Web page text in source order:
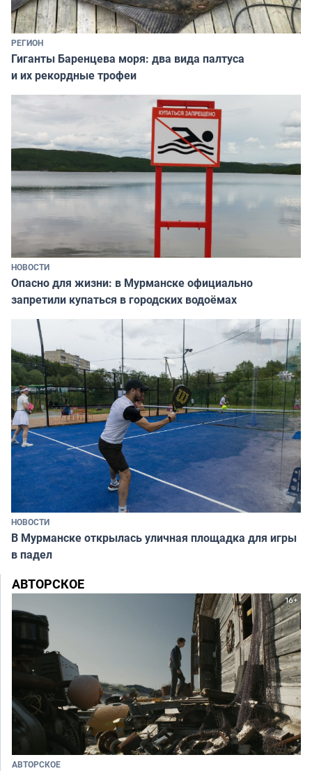
РЕГИОН
Гиганты Баренцева моря: два вида палтуса
и их рекордные трофеи
НОВОСТИ
Опасно для жизни: в Мурманске официально
запретили купаться в городских водоёмах
НОВОСТИ
В Мурманске открылась уличная площадка для игры
в падел
АВТОРСКОЕ
АВТОРСКОЕ